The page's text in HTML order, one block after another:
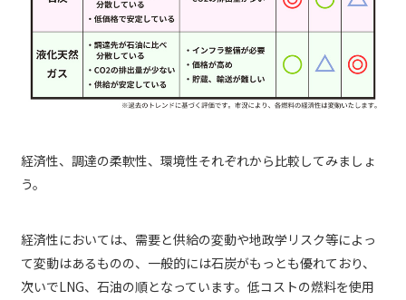
経済性、調達の柔軟性、環境性それぞれから比較してみましょ
う。
経済性においては、需要と供給の変動や地政学リスク等によっ
て変動はあるものの、一般的には石炭がもっとも優れており、
次いでLNG、石油の順となっています。低コストの燃料を使用